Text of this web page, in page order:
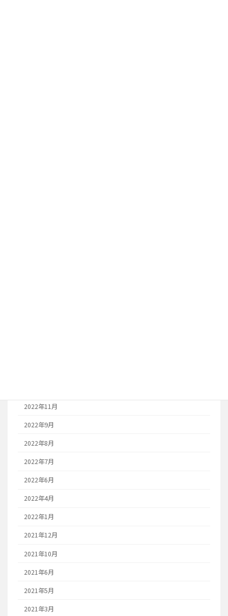
2022年11月
2022年9月
2022年8月
2022年7月
2022年6月
2022年4月
2022年1月
2021年12月
2021年10月
2021年6月
2021年5月
2021年3月